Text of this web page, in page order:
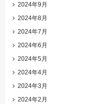
2024年9月
2024年8月
2024年7月
2024年6月
2024年5月
2024年4月
2024年3月
2024年2月